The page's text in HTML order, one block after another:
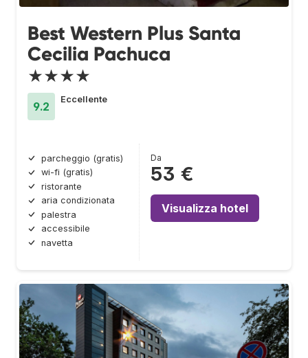
Best Western Plus Santa
Cecilia Pachuca
★★★★
9.2
Eccellente
parcheggio (gratis)
wi-fi (gratis)
ristorante
aria condizionata
palestra
accessibile
navetta
Da
53 €
Visualizza hotel